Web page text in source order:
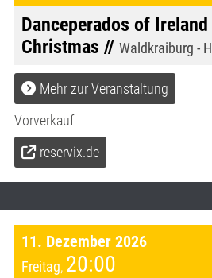
Danceperados of
Christmas // Waldkraiburg -
Mehr zur Veranstaltung
Vorverkauf
reservix.de
11. Dezember 2026
Freitag, 20:00